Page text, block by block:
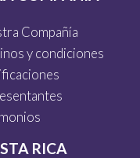
Compañía
y condiciones
RICA